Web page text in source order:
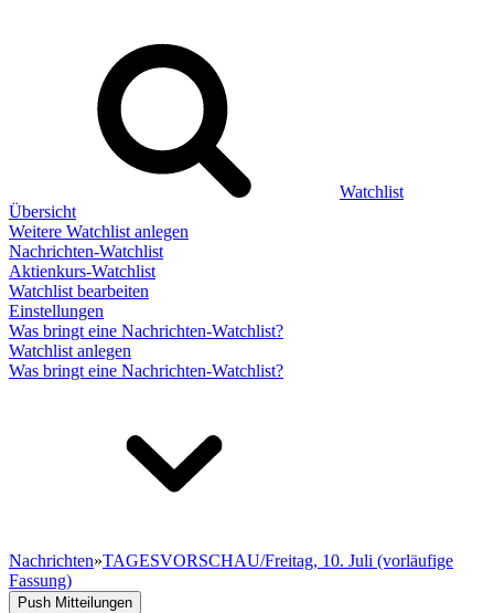
Watchlist
Übersicht
Weitere Watchlist anlegen
Nachrichten-Watchlist
Aktienkurs-Watchlist
Watchlist bearbeiten
Einstellungen
Was bringt eine Nachrichten-Watchlist?
Watchlist anlegen
Was bringt eine Nachrichten-Watchlist?
Nachrichten»TAGESVORSCHAU/Freitag, 10. Juli (vorläufige
Fassung)
Push Mitteilungen